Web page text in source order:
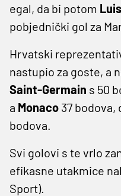
egal, da bi potom
pobjednički gol za
Hrvatski
nastupio za goste, a
Saint-Germain s 50
a Monaco 37 bodova,
bodova.
Svi golovi s te vrlo
efikasne utakmice
Sport).